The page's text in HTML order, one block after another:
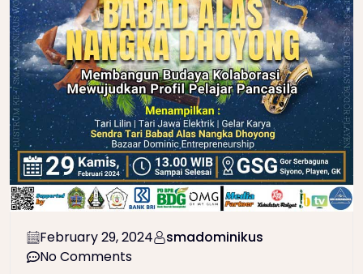
February 29, 2024
smadominikus
No Comments